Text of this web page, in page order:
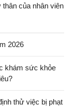
của nhân viên
2026
khám sức khỏe
thử việc bị phạt